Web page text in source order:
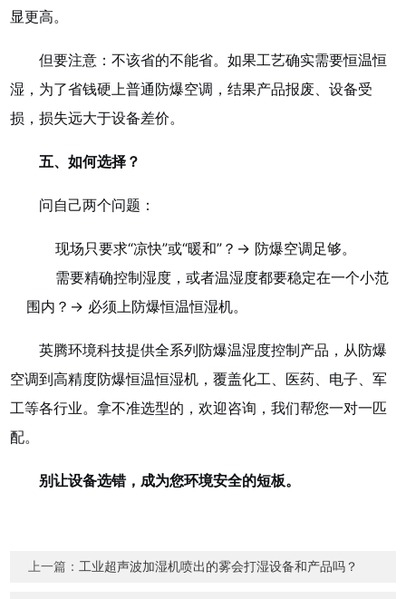
显更高。
但要注意：不该省的不能省。如果工艺确实需要恒温恒
湿，为了省钱硬上普通防爆空调，结果产品报废、设备受
损，损失远大于设备差价。
五、如何选择？
问自己两个问题：
现场只要求“凉快”或“暖和”？→ 防爆空调足够。
需要精确控制湿度，或者温湿度都要稳定在一个小范
围内？→ 必须上防爆恒温恒湿机。
英腾环境科技提供全系列防爆温湿度控制产品，从防爆
空调到高精度防爆恒温恒湿机，覆盖化工、医药、电子、军
工等各行业。拿不准选型的，欢迎咨询，我们帮您一对一匹
配。
别让设备选错，成为您环境安全的短板。
上一篇： 工业超声波加湿机喷出的雾会打湿设备和产品吗？